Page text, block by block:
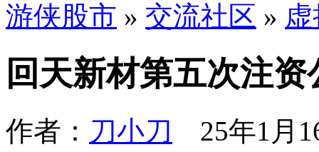
游侠股市 » 交流社区 »
回天新材第五次注资
作者： 刀小刀 25年1月